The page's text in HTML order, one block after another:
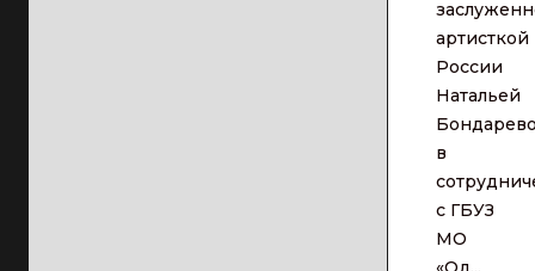
артисткой
России
Натальей
в
с ГБУЗ
МО